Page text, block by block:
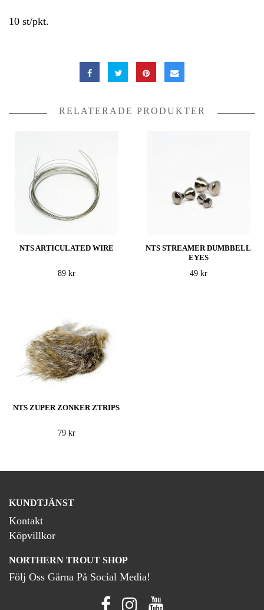
10 st/pkt.
RELATERADE PRODUKTER
NTS ARTICULATED WIRE
89 kr
NTS STREAMER DUMBBELL
EYES
49 kr
NTS ZUPER ZONKER ZTRIPS
79 kr
KUNDTJÄNST
Kontakt
Köpvillkor
NORTHERN TROUT SHOP
Följ Oss Gärna På Social Media!